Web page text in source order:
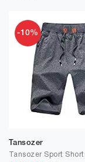
-10%
Tansozer